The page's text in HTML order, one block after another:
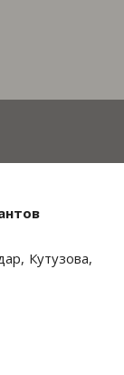
Кутузова,